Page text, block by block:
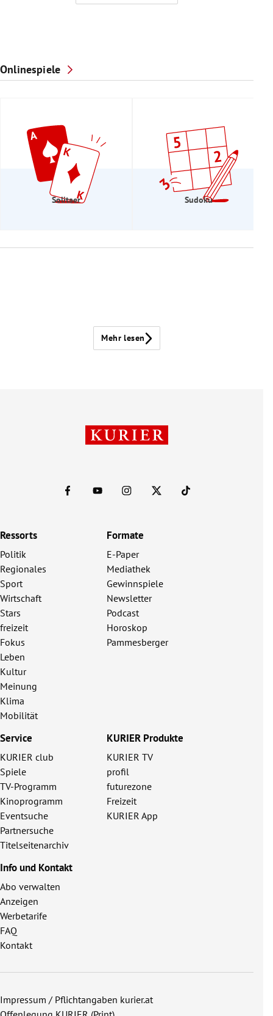
Onlinespiele
Solitaer Sudoku
Mehr lesen
Ressorts
Politik
Regionales
Sport
Wirtschaft
Stars
freizeit
Fokus
Leben
Kultur
Meinung
Klima
Mobilität
Formate
E-Paper
Mediathek
Gewinnspiele
Newsletter
Podcast
Horoskop
Pammesberger
Service
KURIER club
Spiele
TV-Programm
Kinoprogramm
Eventsuche
Partnersuche
Titelseitenarchiv
KURIER Produkte
KURIER TV
profil
futurezone
Freizeit
KURIER App
Info und Kontakt
Abo verwalten
Anzeigen
Werbetarife
FAQ
Kontakt
Impressum / Pflichtangaben kurier.at